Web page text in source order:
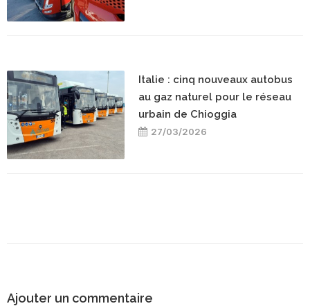
Italie : cinq nouveaux autobus
au gaz naturel pour le réseau
urbain de Chioggia
27/03/2026
Ajouter un commentaire